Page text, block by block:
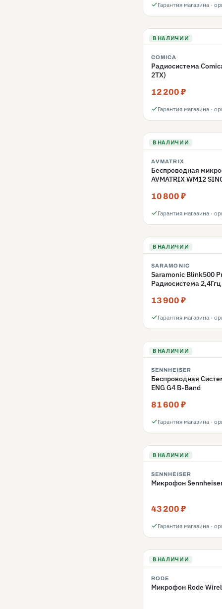
Гарантия магазина ·
В НАЛИЧИИ
COMICA
Радиосистема
2TX)
12 200 ₽
Гарантия магазина ·
В НАЛИЧИИ
AVMATRIX
Беспроводная
AVMATRIX WM12
10 800 ₽
Гарантия магазина ·
В НАЛИЧИИ
SARAMONIC
Saramonic Blink500
Радиосистема
13 900 ₽
Гарантия магазина ·
В НАЛИЧИИ
SENNHEISER
Беспроводная
ENG G4 B-Band
81 600 ₽
Гарантия магазина ·
В НАЛИЧИИ
SENNHEISER
Микрофон
43 200 ₽
Гарантия магазина ·
В НАЛИЧИИ
RODE
Микрофон Rode